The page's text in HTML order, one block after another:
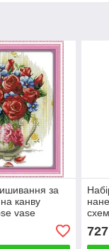
за
канву
vase
727